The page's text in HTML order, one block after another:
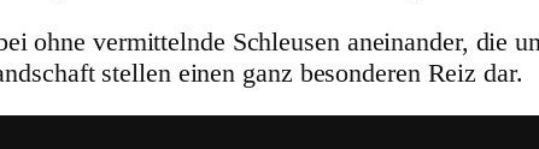
ohne vermit­telnde Schleusen anein­ander, die
stellen einen ganz beson­deren Reiz dar.